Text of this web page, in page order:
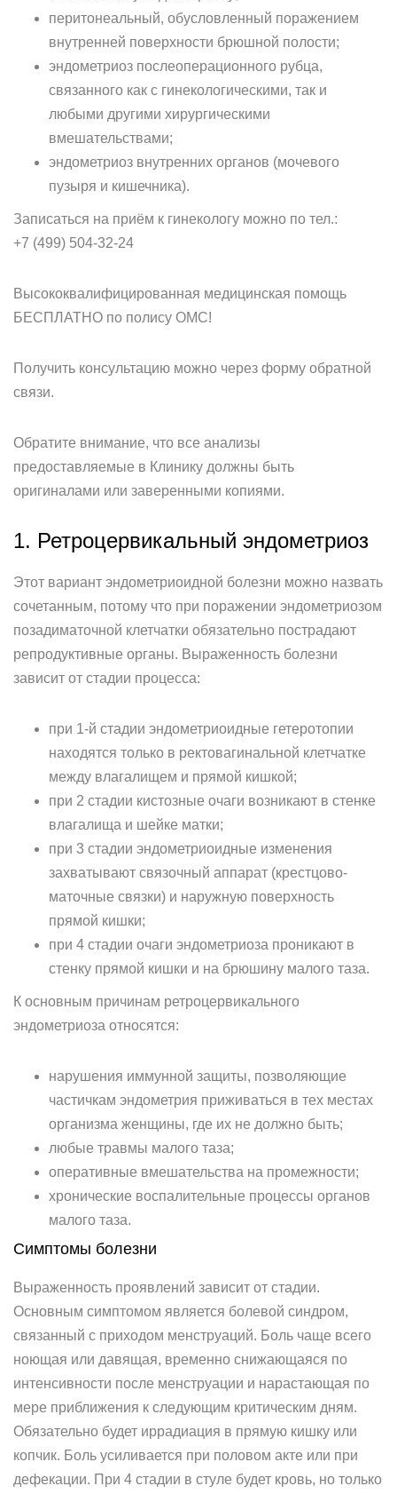
перитонеальный, обусловленный поражением
внутренней поверхности брюшной полости;
эндометриоз послеоперационного рубца,
связанного как с гинекологическими, так и
любыми другими хирургическими
вмешательствами;
эндометриоз внутренних органов (мочевого
пузыря и кишечника).
Записаться на приём к гинекологу можно по тел.:
+7 (499) 504-32-24
Высококвалифицированная медицинская помощь
БЕСПЛАТНО по полису ОМС!
Получить консультацию можно через форму обратной
связи.
Обратите внимание, что все анализы
предоставляемые в Клинику должны быть
оригиналами или заверенными копиями.
1. Ретроцервикальный эндометриоз
Этот вариант эндометриоидной болезни можно назвать
сочетанным, потому что при поражении эндометриозом
позадиматочной клетчатки обязательно пострадают
репродуктивные органы. Выраженность болезни
зависит от стадии процесса:
при 1-й стадии эндометриоидные гетеротопии
находятся только в ректовагинальной клетчатке
между влагалищем и прямой кишкой;
при 2 стадии кистозные очаги возникают в стенке
влагалища и шейке матки;
при 3 стадии эндометриоидные изменения
захватывают связочный аппарат (крестцово-
маточные связки) и наружную поверхность
прямой кишки;
при 4 стадии очаги эндометриоза проникают в
стенку прямой кишки и на брюшину малого таза.
К основным причинам ретроцервикального
эндометриоза относятся:
нарушения иммунной защиты, позволяющие
частичкам эндометрия приживаться в тех местах
организма женщины, где их не должно быть;
любые травмы малого таза;
оперативные вмешательства на промежности;
хронические воспалительные процессы органов
малого таза.
Симптомы болезни
Выраженность проявлений зависит от стадии.
Основным симптомом является болевой синдром,
связанный с приходом менструаций. Боль чаще всего
ноющая или давящая, временно снижающаяся по
интенсивности после менструации и нарастающая по
мере приближения к следующим критическим дням.
Обязательно будет иррадиация в прямую кишку или
копчик. Боль усиливается при половом акте или при
дефекации. При 4 стадии в стуле будет кровь, но только